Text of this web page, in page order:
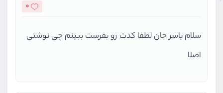
0
سلام یاسر جان لطفا کدت رو بفرست ببینم چی نوشتی
اصلا